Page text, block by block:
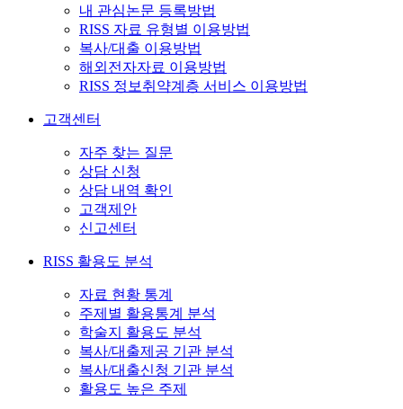
내 관심논문 등록방법
RISS 자료 유형별 이용방법
복사/대출 이용방법
해외전자자료 이용방법
RISS 정보취약계층 서비스 이용방법
고객센터
자주 찾는 질문
상담 신청
상담 내역 확인
고객제안
신고센터
RISS 활용도 분석
자료 현황 통계
주제별 활용통계 분석
학술지 활용도 분석
복사/대출제공 기관 분석
복사/대출신청 기관 분석
활용도 높은 주제